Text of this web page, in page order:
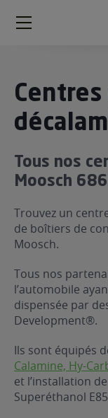
Méga
?
gratuit
du carburant
garagiste
Centres
Tous nos
Moosch
Trouvez un
de boîtiers de
Moosch.
Tous nos
l’automobile
dispensée par
Development®.
Ils sont équipés
Calamine, Hy-
et l’installation de
Superéthanol